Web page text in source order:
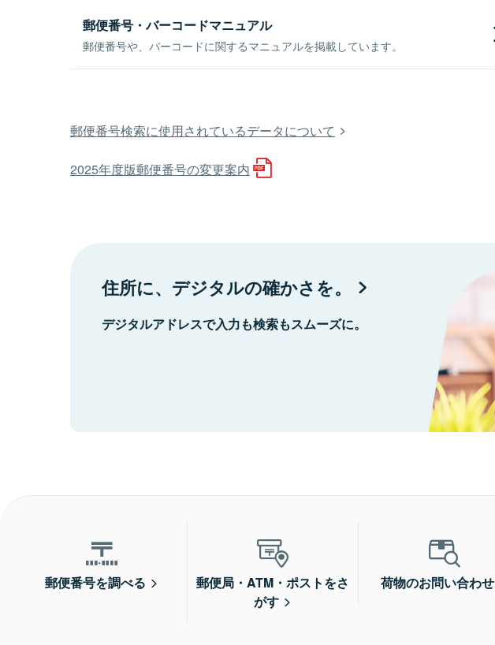
郵便番号・バーコードマニュアル
郵便番号や、バーコードに関するマニュアルを掲載しています。
郵便番号検索に使用されているデータについて
2025年度版郵便番号の変更案内
住所に、デジタルの確かさを。
デジタルアドレスで入力も検索もスムーズに。
郵便番号を調べる
郵便局・ATM・ポストをさ
がす
荷物のお問い合わせ